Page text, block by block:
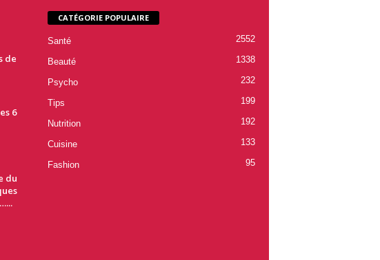
de
6
du
CATÉGORIE POPULAIRE
Santé 2552
Beauté 1338
Psycho 232
Tips 199
Nutrition 192
Cuisine 133
Fashion 95